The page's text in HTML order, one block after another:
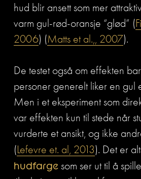
hud blir ansett som mer
varm gul-rød-oransje “glød” (
2006) (Matts et al.,, 2007).
De testet også om effekten
personer generelt liker en gul
Men i et eksperiment som
var effekten kun til stede når
vurderte et ansikt, og ikke
(Lefevre et. al, 2013). Det er
hudfarge som ser ut til å